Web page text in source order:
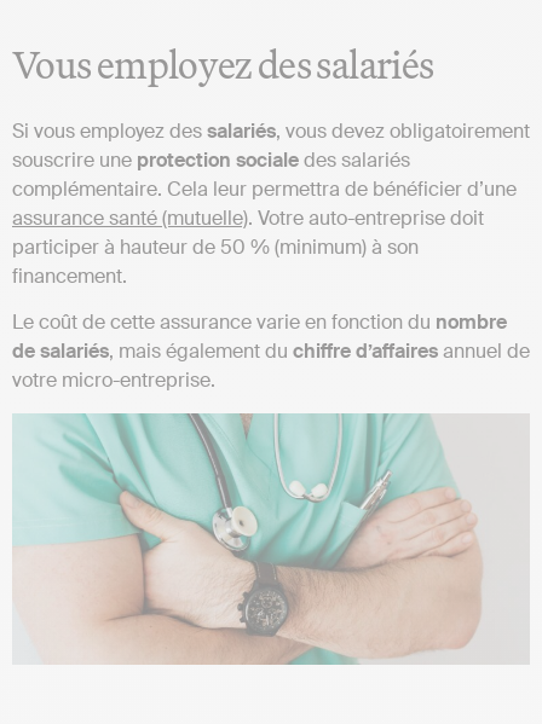
Vous employez des salariés
Si vous employez dessalariés, vous devez obligatoirement
souscrire une protection socialedes salariés
complémentaire. Cela leur permettra de bénéficier d’une
assurance santé (mutuelle). Votre auto-entreprise doit
participer à hauteur de 50 % (minimum) à son
financement.
Le coût de cette assurance varie en fonction du nombre
de salariés, mais également du chiffred’affairesannuel de
votre micro-entreprise.